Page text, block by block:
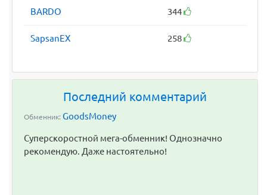
BARDO 344
SapsanEX 258
Последний комментарий
Обменник: GoodsMoney
Суперскоростной мега-обменник! Однозначно
рекомендую. Даже настоятельно!